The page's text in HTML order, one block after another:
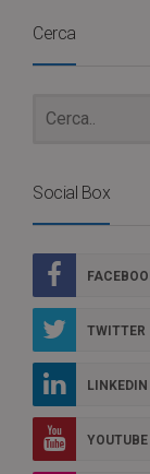
Cerca
Social Box
TWITTER
LINKEDIN
YOUTUBE